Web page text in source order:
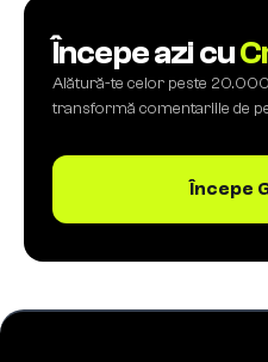
Începe azi cu
Alătură-te celor peste
transformă comentariile de
Începe